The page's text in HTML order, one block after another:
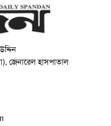
জেনারেল হাসপাতাল